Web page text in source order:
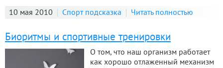
10 мая 2010 Спорт подсказка Читать полностью
Биоритмы и спортивные тренировки
О том, что наш организм работает
как хорошо отлаженный механизм